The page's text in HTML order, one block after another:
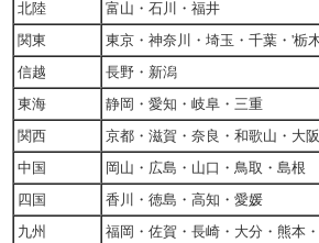
北陸
富山・石川・福井
関東
東京・神奈川・埼玉・千葉・'栃
信越
長野・新潟
東海
静岡・愛知・岐阜・三重
関西
京都・滋賀・奈良・和歌山・大
中国
岡山・広島・山口・鳥取・島根
四国
香川・徳島・高知・愛媛
九州
福岡・佐賀・長崎・大分・熊本